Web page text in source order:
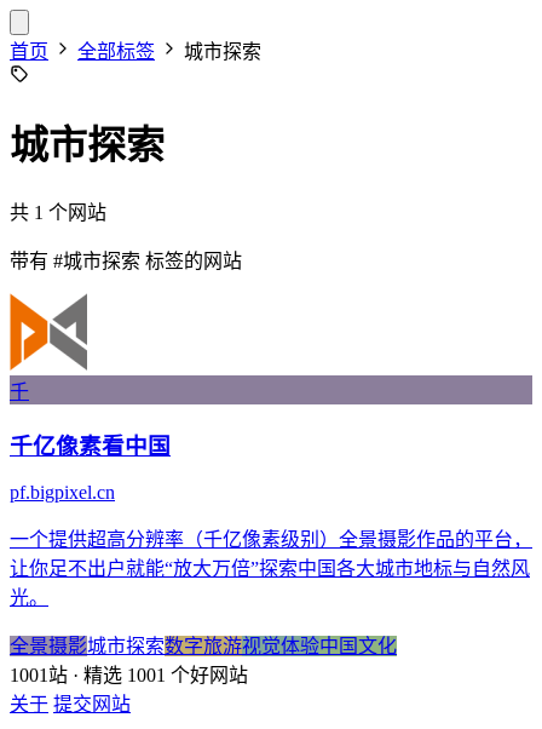
首页 全部标签 城市探索
城市探索
共 1 个网站
带有 #城市探索 标签的网站
千
千亿像素看中国
pf.bigpixel.cn
一个提供超高分辨率（千亿像素级别）全景摄影作品的平台，
让你足不出户就能“放大万倍”探索中国各大城市地标与自然风
光。
全景摄影城市探索数字旅游视觉体验中国文化
1001站 · 精选 1001 个好网站
关于 提交网站